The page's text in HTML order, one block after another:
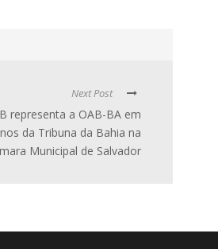
Next Post
representa a OAB-BA em
da Tribuna da Bahia na
Municipal de Salvador